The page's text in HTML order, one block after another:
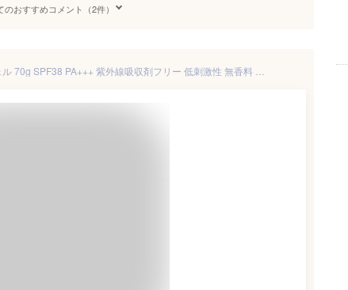
のおすすめコメント（2件）